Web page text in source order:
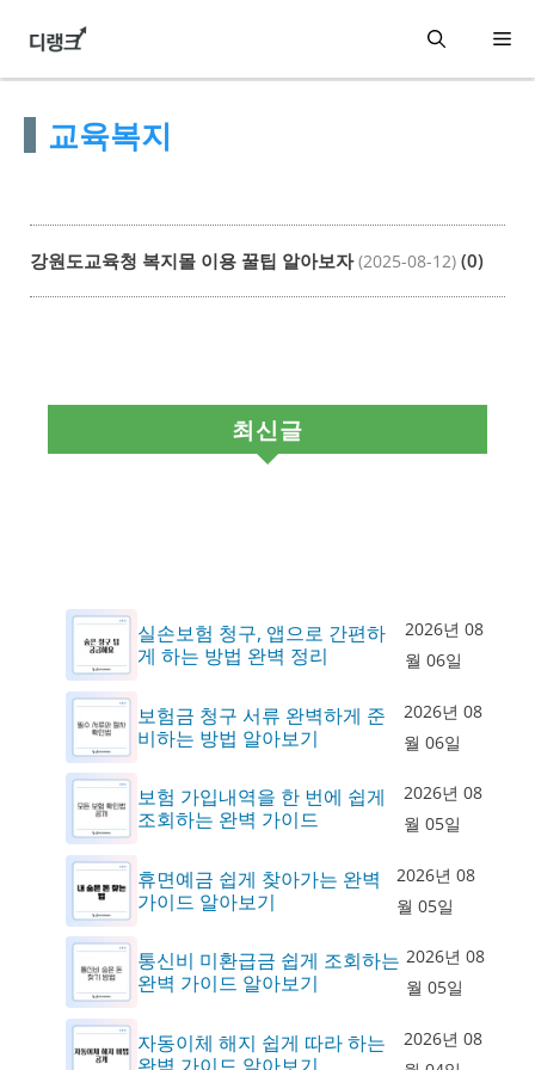
메
교육복지
강원도교육청 복지몰 이용 꿀팁 알아보자 (2025-08-12) (0)
최신글
실손보험 청구, 앱으로 간편하
게 하는 방법 완벽 정리
2026년 08
월 06일
보험금 청구 서류 완벽하게 준
비하는 방법 알아보기
2026년 08
월 06일
보험 가입내역을 한 번에 쉽게
조회하는 완벽 가이드
2026년 08
월 05일
휴면예금 쉽게 찾아가는 완벽
가이드 알아보기
2026년 08
월 05일
통신비 미환급금 쉽게 조회하는
완벽 가이드 알아보기
2026년 08
월 05일
자동이체 해지 쉽게 따라 하는
완벽 가이드 알아보기
2026년 08